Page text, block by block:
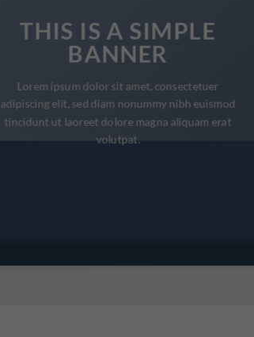
THIS IS A SIMPLE
BANNER
Lorem ipsum dolor sit amet, consectetuer
adipiscing elit, sed diam nonummy nibh euismod
tincidunt ut laoreet dolore magna aliquam erat
volutpat.